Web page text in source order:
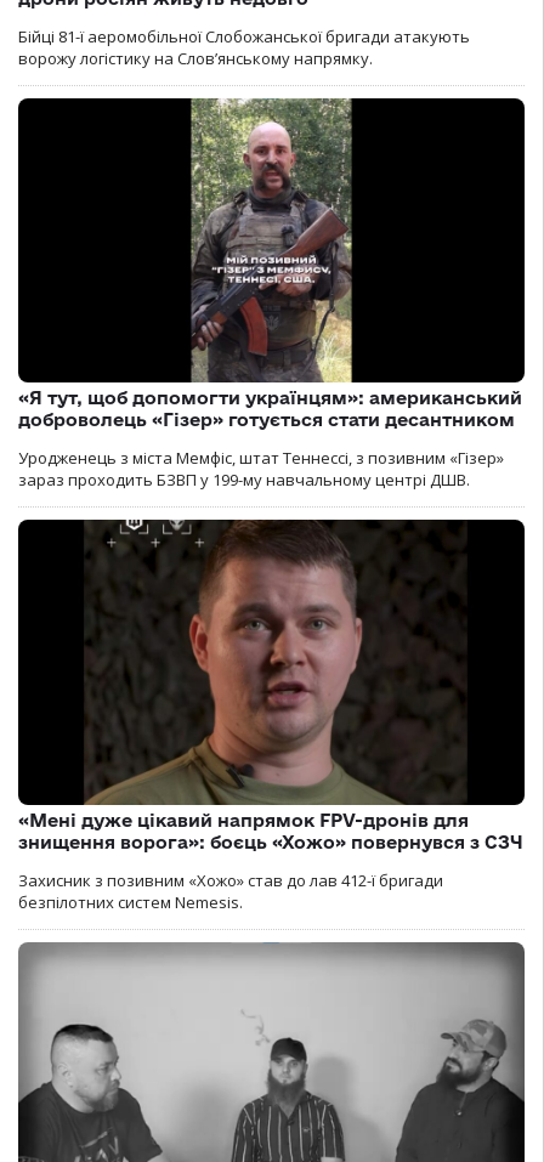
Бійці 81-ї аеромобільної Слобожанської бригади атакують
ворожу логістику на Словʼянському напрямку.
«Я тут, щоб допомогти українцям»: американський
доброволець «Гізер» готується стати десантником
Уродженець з міста Мемфіс, штат Теннессі, з позивним «Гізер»
зараз проходить БЗВП у 199-му навчальному центрі ДШВ.
«Мені дуже цікавий напрямок FPV-дронів для
знищення ворога»: боєць «Хожо» повернувся з СЗЧ
Захисник з позивним «Хожо» став до лав 412-ї бригади
безпілотних систем Nemesis.